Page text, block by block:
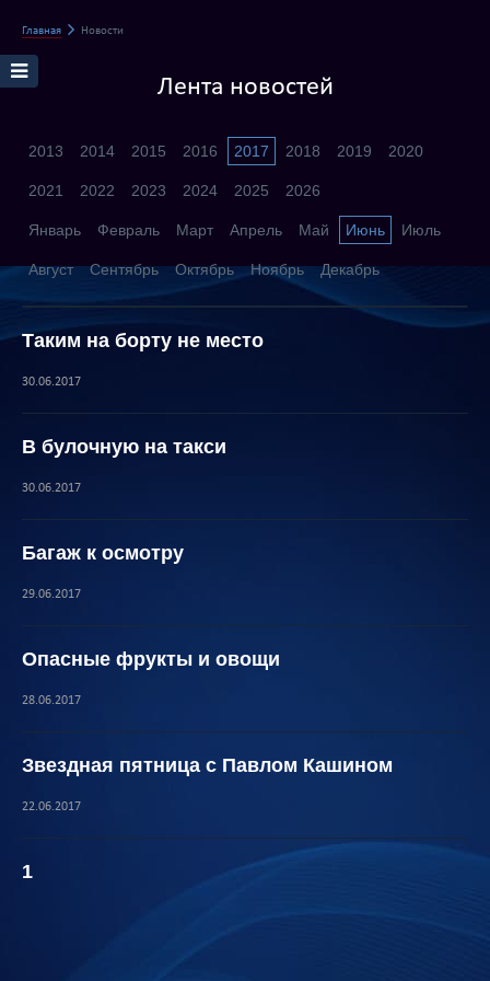
Главная Новости
Лента новостей
2013 2014 2015 2016 2017 2018 2019 2020
2021 2022 2023 2024 2025 2026
Январь Февраль Март Апрель Май Июнь Июль
Август Сентябрь Октябрь Ноябрь Декабрь
Таким на борту не место
30.06.2017
В булочную на такси
30.06.2017
Багаж к осмотру
29.06.2017
Опасные фрукты и овощи
28.06.2017
Звездная пятница с Павлом Кашином
22.06.2017
1